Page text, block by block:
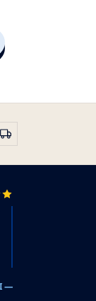
— RADWA ALI